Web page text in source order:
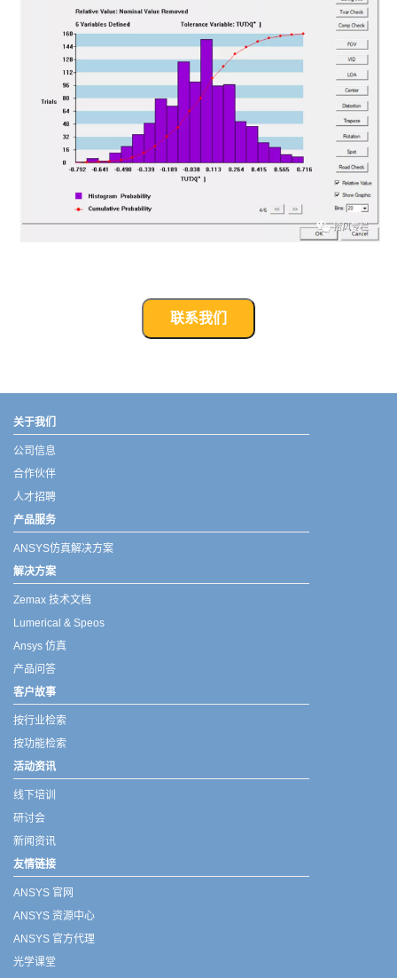
联系我们
关于我们
公司信息
合作伙伴
人才招聘
产品服务
ANSYS仿真解决方案
解决方案
Zemax 技术文档
Lumerical & Speos
Ansys 仿真
产品问答
客户故事
按行业检索
按功能检索
活动资讯
线下培训
研讨会
新闻资讯
友情链接
ANSYS 官网
ANSYS 资源中心
ANSYS 官方代理
光学课堂